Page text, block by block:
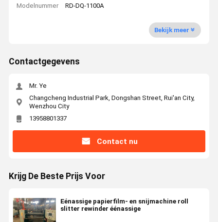
Modelnummer RD-DQ-1100A
Bekijk meer
Contactgegevens
Mr. Ye
Changcheng Industrial Park, Dongshan Street, Rui'an City,
Wenzhou City
13958801337
Contact nu
Krijg De Beste Prijs Voor
Eénassige papierfilm- en snijmachine roll
slitter rewinder éénassige